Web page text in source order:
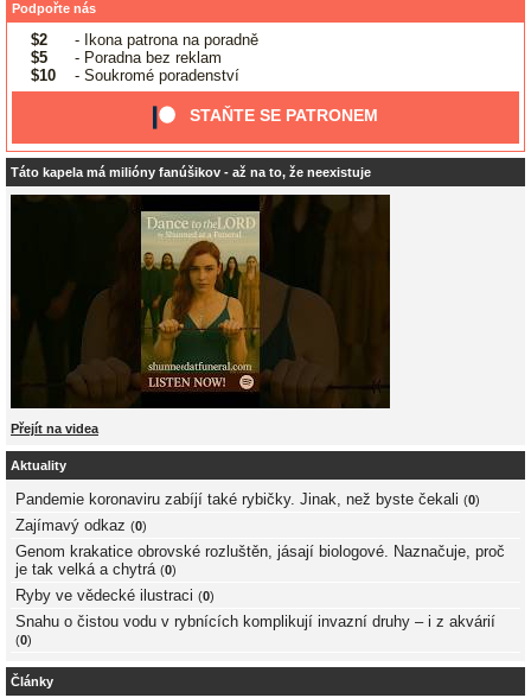
Podpořte nás
$2
- Ikona patrona na poradně
$5
- Poradna bez reklam
$10
- Soukromé poradenství
STAŇTE SE PATRONEM
Táto kapela má milióny fanúšikov - až na to, že neexistuje
Přejít na videa
Aktuality
Pandemie koronaviru zabíjí také rybičky. Jinak, než byste čekali (0)
Zajímavý odkaz (0)
Genom krakatice obrovské rozluštěn, jásají biologové. Naznačuje, proč
je tak velká a chytrá (0)
Ryby ve vědecké ilustraci (0)
Snahu o čistou vodu v rybnících komplikují invazní druhy – i z akvárií
(0)
Články